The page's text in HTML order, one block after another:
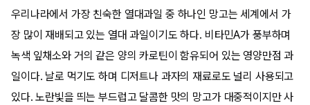
우리나라에서 가장 친숙한 열대과일 중 하나인 망고는 세계에서 가
장 많이 재배되고 있는 열대 과일이기도 하다. 비타민A가 풍부하며
녹색 잎채소와 거의 같은 양의 카로틴이 함유되어 있는 영양만점 과
일이다. 날로 먹기도 하며 디저트나 과자의 재료로도 널리 사용되고
있다. 노란빛을 띄는 부드럽고 달콤한 맛의 망고가 대중적이지만 사